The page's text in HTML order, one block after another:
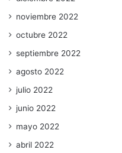
noviembre 2022
octubre 2022
septiembre 2022
agosto 2022
julio 2022
junio 2022
mayo 2022
abril 2022